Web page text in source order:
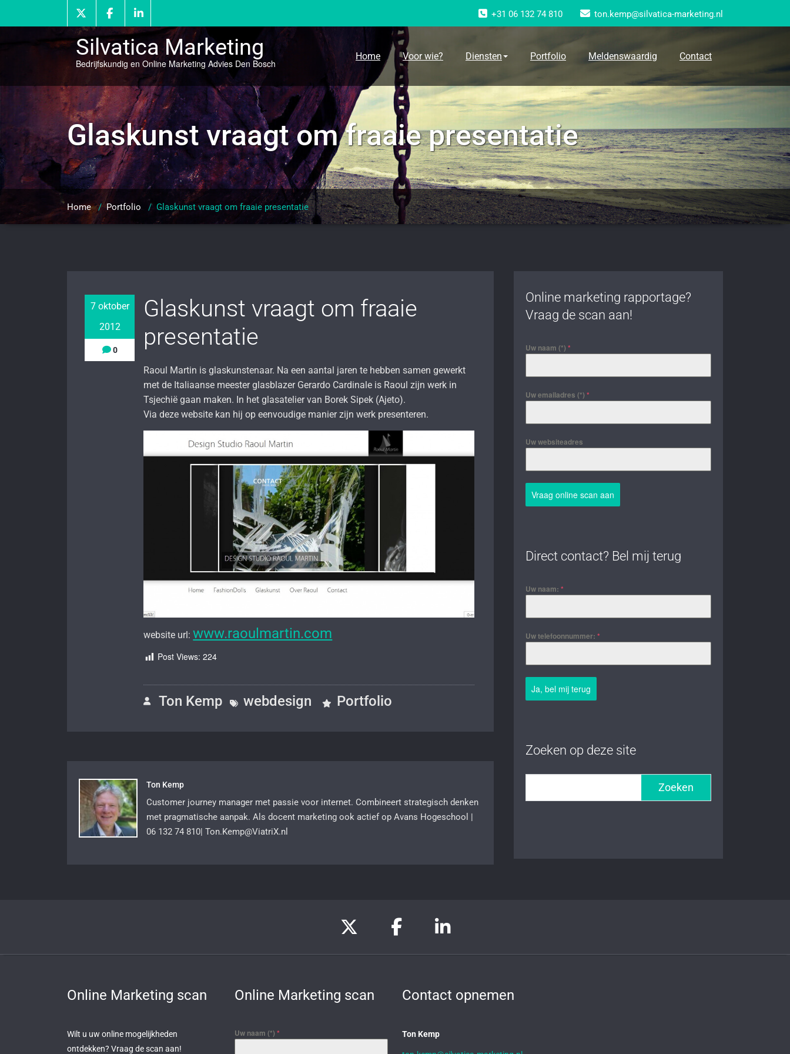
inhoud
+31 06 132 74 810 ton.kemp@silvatica-marketing.nl
Silvatica Marketing
Bedrijfskundig en Online Marketing Advies Den Bosch
Home Voor wie? Diensten Portfolio Meldenswaardig Contact
Glaskunst vraagt om fraaie presentatie
Home/Portfolio/ Glaskunst vraagt om fraaie presentatie
7 oktober
2012
0
Glaskunst vraagt om fraaie
presentatie
Raoul Martin is glaskunstenaar. Na een aantal jaren te hebben samen gewerkt
met de Italiaanse meester glasblazer Gerardo Cardinale is Raoul zijn werk in
Tsjechië gaan maken. In het glasatelier van Borek Sipek (Ajeto).
Via deze website kan hij op eenvoudige manier zijn werk presenteren.
website url: www.raoulmartin.com
Post Views: 224
Ton Kemp webdesign Portfolio
Ton Kemp
Customer journey manager met passie voor internet. Combineert strategisch denken
met pragmatische aanpak. Als docent marketing ook actief op Avans Hogeschool |
06 132 74 810| Ton.Kemp@ViatriX.nl
Online marketing rapportage?
Vraag de scan aan!
Uw naam (*) *
Uw emailadres (*) *
Uw websiteadres
Vraag online scan aan
Direct contact? Bel mij terug
Uw naam: *
Uw telefoonnummer: *
Ja, bel mij terug
Zoeken op deze site
Zoeken
Online Marketing scan
Wilt u uw online mogelijkheden
ontdekken? Vraag de scan aan!
Online Marketing scan
Uw naam (*) *
Contact opnemen
Ton Kemp